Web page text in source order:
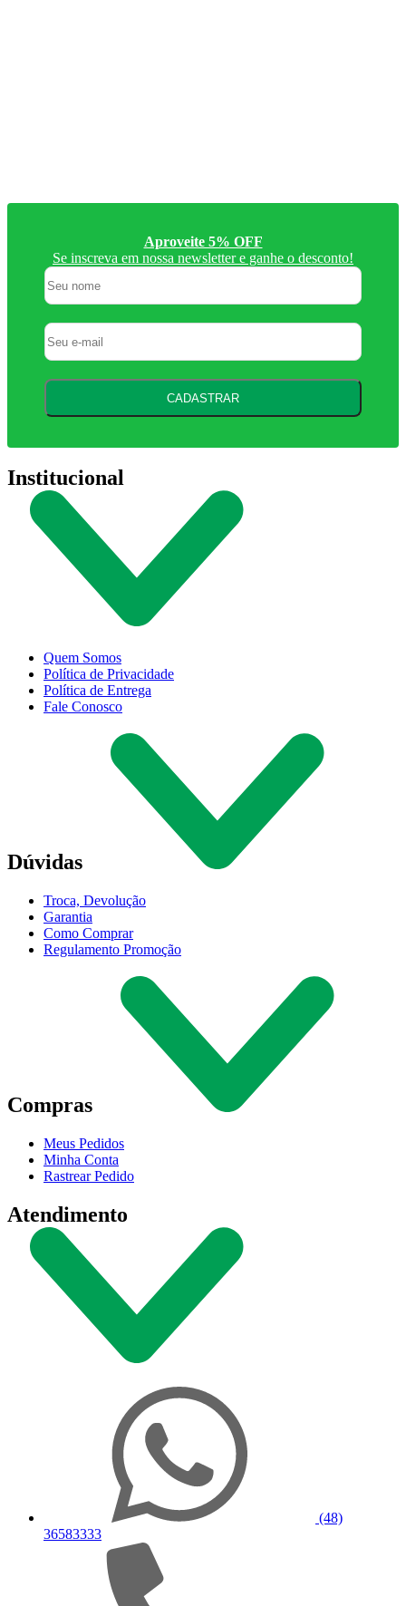
Aproveite 5% OFF
Se inscreva em nossa newsletter e ganhe o desconto!
CADASTRAR
Institucional
Quem Somos
Política de Privacidade
Política de Entrega
Fale Conosco
Dúvidas
Troca, Devolução
Garantia
Como Comprar
Regulamento Promoção
Compras
Meus Pedidos
Minha Conta
Rastrear Pedido
Atendimento
(48)
36583333